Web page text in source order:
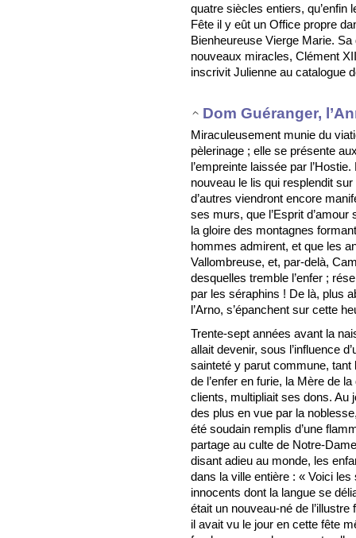
quatre siècles entiers, qu’enfin
Fête il y eût un Office propre
Bienheureuse Vierge Marie.
nouveaux miracles, Clément
inscrivit Julienne au catalogue
Dom Guéranger,
Miraculeusement munie du
pèlerinage ; elle se présente
l’empreinte laissée par
nouveau le lis qui resplendit
d’autres viendront encore
ses murs, que l’Esprit
la gloire des montagnes
hommes admirent, et que les
Vallombreuse, et, par-delà,
desquelles tremble l’enfer ;
par les séraphins ! De là, plus
l’Arno, s’épanchent sur cette
Trente-sept années avant la
allait devenir, sous l’influence
sainteté y parut commune,
de l’enfer en furie, la Mère de
clients, multipliait ses dons. Au
des plus en vue par la
été soudain remplis d’une
partage au culte de Notre-
disant adieu au monde, les
dans la ville entière : « Voici
innocents dont la langue se
était un nouveau-né de
il avait vu le jour en cette fête